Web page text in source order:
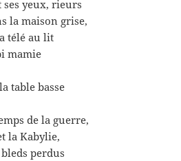
ses yeux, rieurs
la maison grise,
télé au lit
mamie
table basse
de la guerre,
la Kabylie,
perdus